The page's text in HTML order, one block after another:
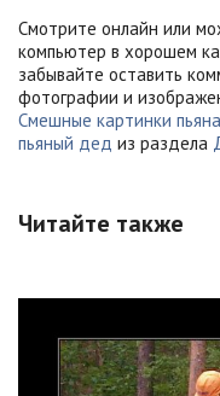
Смотрите онлайн или
компьютер в хорошем
забывайте оставить
фотографии и
Смешные картинки
пьяный дед из раздела
Читайте также